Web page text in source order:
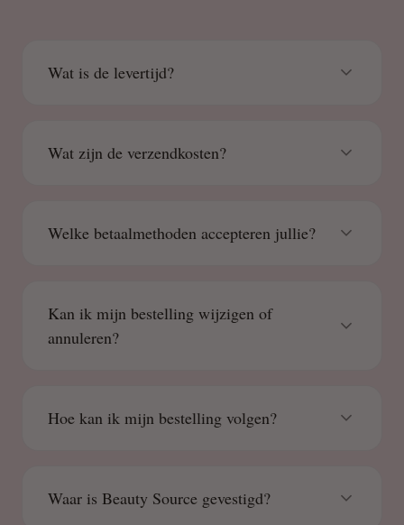
Wat is de levertijd?
Wat zijn de verzendkosten?
Welke betaalmethoden accepteren jullie?
Kan ik mijn bestelling wijzigen of
annuleren?
Hoe kan ik mijn bestelling volgen?
Waar is Beauty Source gevestigd?